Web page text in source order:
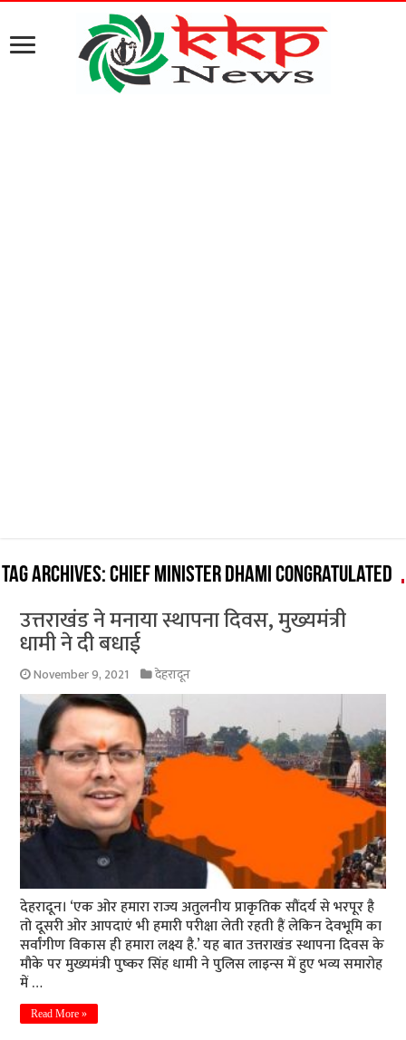
Tag Archives:Chief Minister Dhami congratulated
उत्तराखंड ने मनाया स्थापना दिवस, मुख्यमंत्री
धामी ने दी बधाई
November 9, 2021 देहरादून
देहरादून। ‘एक ओर हमारा राज्य अतुलनीय प्राकृतिक सौंदर्य से भरपूर है
तो दूसरी ओर आपदाएं भी हमारी परीक्षा लेती रहती हैं लेकिन देवभूमि का
सर्वांगीण विकास ही हमारा लक्ष्य है.’ यह बात उत्तराखंड स्थापना दिवस के
मौके पर मुख्यमंत्री पुष्कर सिंह धामी ने पुलिस लाइन्स में हुए भव्य समारोह
में …
Read More »